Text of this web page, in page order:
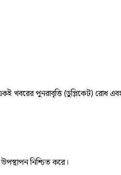
একই খবরের পুনরাবৃত্তি (ডুপ্লিকেট) রোধ
নিশ্চিত করে।